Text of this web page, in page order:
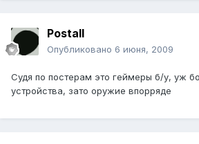
Postall
Опубликовано 6 июня, 2009
Судя по постерам это геймеры б/у, уж
устройства, зато оружие впорряде